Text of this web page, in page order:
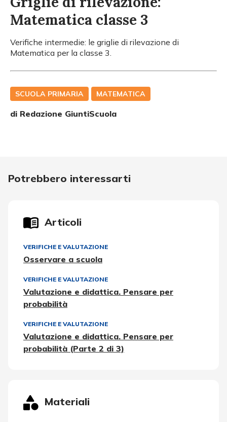
Matematica classe 3
Verifiche intermedie: le griglie di rilevazione di
Matematica per la classe 3.
SCUOLA PRIMARIA MATEMATICA
di Redazione GiuntiScuola
Potrebbero interessarti
Articoli
VERIFICHE E VALUTAZIONE
Osservare a scuola
VERIFICHE E VALUTAZIONE
Valutazione e didattica. Pensare per
probabilità
VERIFICHE E VALUTAZIONE
Valutazione e didattica. Pensare per
probabilità (Parte 2 di 3)
Materiali